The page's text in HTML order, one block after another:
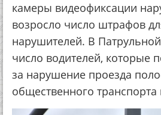
камеры видеофиксации
возросло число штрафов
нарушителей. В
число водителей, которые
за нарушение проезда
общественного транспорта